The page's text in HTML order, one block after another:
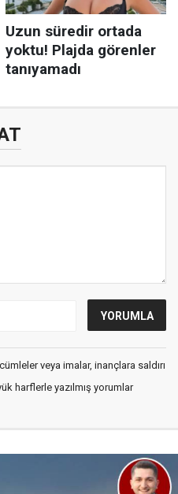
veya imalar, inançlara saldırı
harflerle yazılmış yorumlar